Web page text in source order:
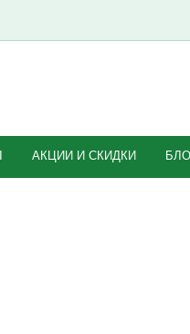
АКЦИИ И СКИДКИ